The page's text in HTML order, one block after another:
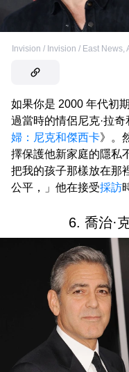
Invision / Invision / East News
如果你是 2000 年代初
過當時的情侶尼克·拉
婦：尼克和傑西卡》。
擇保護他新家庭的隱私
把我的孩子那樣放在那
公平，」他在接受採訪
6. 喬治·